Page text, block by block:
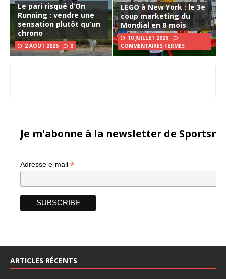
Le pari risqué d’On
Running : vendre une
sensation plutôt qu’un
chrono
2 AOÛT 2026 0
LEGO à New York : le 3e
coup marketing du
Mondial en 8 mois
10 JUILLET 2026
COMMENTAIRES FERMÉS
Je m'abonne à la newsletter de
Adresse e-mail *
ARTICLES RÉCENTS